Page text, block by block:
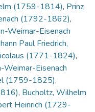
(1759-1814), Prinz
(1792-1862),
Weimar-Eisenach
Paul Friedrich,
(1771-1824),
Weimar-Eisenach
(1759-1825),
, Bucholtz, Wilhelm
Heinrich (1729-